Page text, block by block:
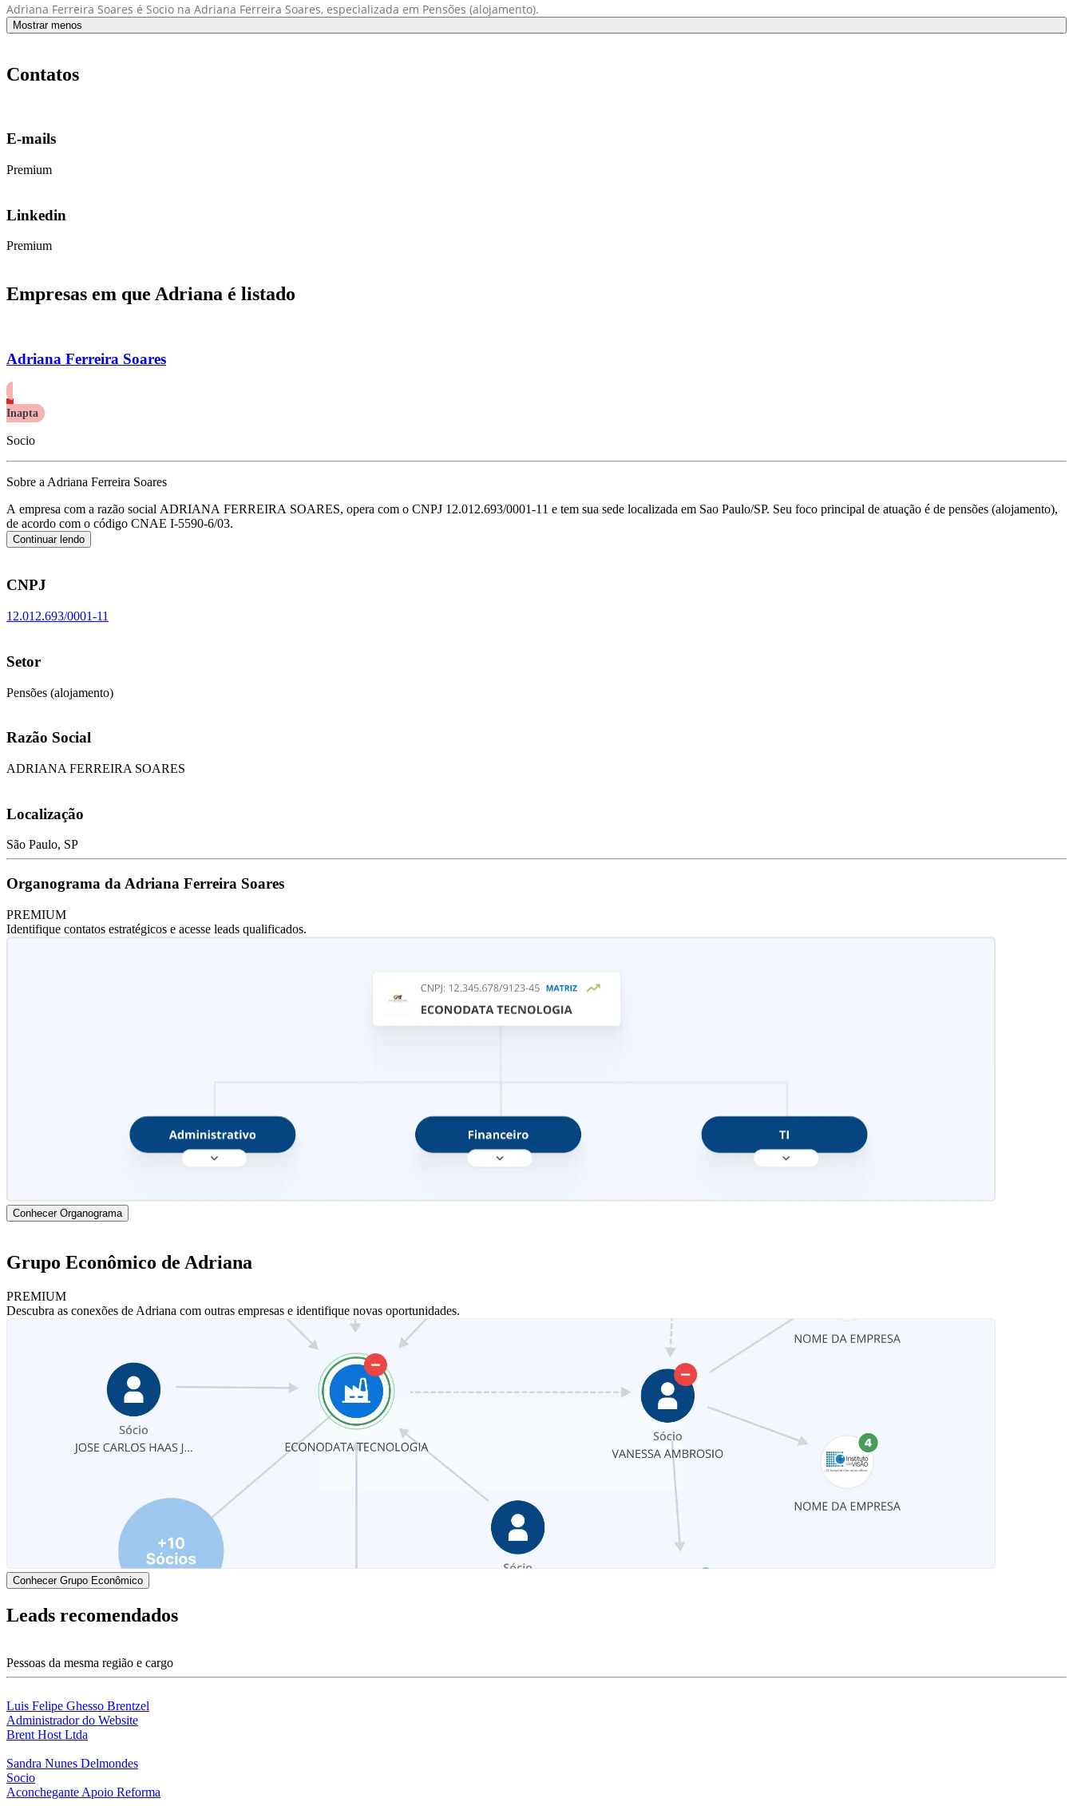
Adriana Ferreira Soares é Socio na Adriana Ferreira Soares, especializada em Pensões (alojamento).
Mostrar menos
Contatos
E-mails
Premium
Linkedin
Premium
Empresas em que Adriana é listado
Adriana Ferreira Soares
Inapta
Socio
Sobre a Adriana Ferreira Soares
A empresa com a razão social ADRIANA FERREIRA SOARES, opera com o CNPJ 12.012.693/0001-11 e tem sua sede localizada em Sao Paulo/SP. Seu foco principal de atuação é de pensões (alojamento),
de acordo com o código CNAE I-5590-6/03.
Continuar lendo
CNPJ
12.012.693/0001-11
Setor
Pensões (alojamento)
Razão Social
ADRIANA FERREIRA SOARES
Localização
São Paulo, SP
Organograma da Adriana Ferreira Soares
PREMIUM
Identifique contatos estratégicos e acesse leads qualificados.
Conhecer Organograma
Grupo Econômico de Adriana
PREMIUM
Descubra as conexões de Adriana com outras empresas e identifique novas oportunidades.
Conhecer Grupo Econômico
Leads recomendados
Pessoas da mesma região e cargo
Luis Felipe Ghesso Brentzel
Administrador do Website
Brent Host Ltda
Sandra Nunes Delmondes
Socio
Aconchegante Apoio Reforma